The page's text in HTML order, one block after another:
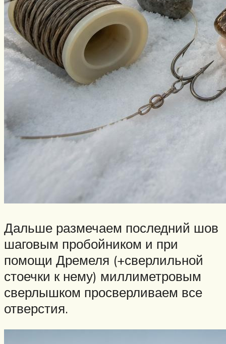
Дальше размечаем последний шов
шаговым пробойником и при
помощи Дремеля (+сверлильной
стоечки к нему) миллиметровым
сверлышком просверливаем все
отверстия.